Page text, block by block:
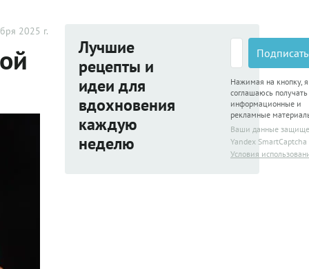
2025 г.
Лучшие
рецепты и
идеи для
вдохновения
каждую
неделю
Нажимая на кнопку, я
соглашаюсь получать
информационные и
рекламные
Ваши данные
Yandex SmartCaptcha
Условия